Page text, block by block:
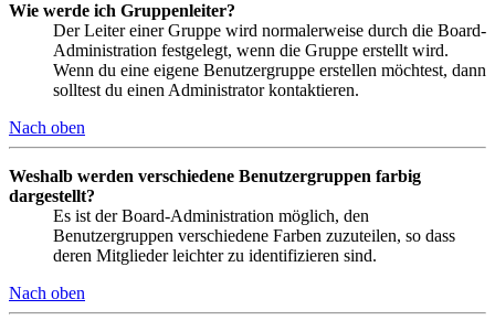
Wie werde ich Gruppenleiter?
Der Leiter einer Gruppe wird normalerweise durch die Board-
Administration festgelegt, wenn die Gruppe erstellt wird.
Wenn du eine eigene Benutzergruppe erstellen möchtest, dann
solltest du einen Administrator kontaktieren.
Nach oben
Weshalb werden verschiedene Benutzergruppen farbig
dargestellt?
Es ist der Board-Administration möglich, den
Benutzergruppen verschiedene Farben zuzuteilen, so dass
deren Mitglieder leichter zu identifizieren sind.
Nach oben